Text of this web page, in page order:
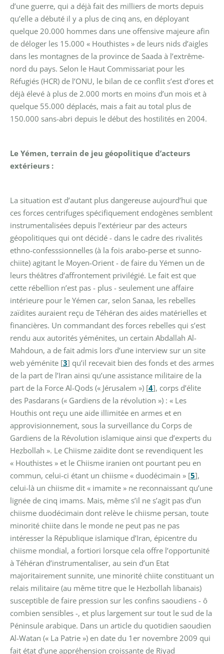
d’une guerre, qui a déjà fait des milliers de morts depuis
qu’elle a débuté il y a plus de cinq ans, en déployant
quelque 20.000 hommes dans une offensive majeure afin
de déloger les 15.000 « Houthistes » de leurs nids d’aigles
dans les montagnes de la province de Saada à l’extrême-
nord du pays. Selon le Haut Commissariat pour les
Réfugiés (HCR) de l’ONU, le bilan de ce conflit s’est d’ores et
déjà élevé à plus de 2.000 morts en moins d’un mois et à
quelque 55.000 déplacés, mais a fait au total plus de
150.000 sans-abri depuis le début des hostilités en 2004.
Le Yémen, terrain de jeu géopolitique d’acteurs
extérieurs :
La situation est d’autant plus dangereuse aujourd’hui que
ces forces centrifuges spécifiquement endogènes semblent
instrumentalisées depuis l’extérieur par des acteurs
géopolitiques qui ont décidé - dans le cadre des rivalités
ethno-confesssionnelles (à la fois arabo-perse et sunno-
chiite) agitant le Moyen-Orient - de faire du Yémen un de
leurs théâtres d’affrontement privilégié. Le fait est que
cette rébellion n’est pas - plus - seulement une affaire
intérieure pour le Yémen car, selon Sanaa, les rebelles
zaïdites auraient reçu de Téhéran des aides matérielles et
financières. Un commandant des forces rebelles qui s’est
rendu aux autorités yéménites, un certain Abdallah Al-
Mahdoun, a de fait admis lors d’une interview sur un site
web yéménite [3] qu’il recevait bien des fonds et des armes
de la part de l’Iran ainsi qu’une assistance militaire de la
part de la Force Al-Qods (« Jérusalem ») [4], corps d’élite
des Pasdarans (« Gardiens de la révolution ») : « Les
Houthis ont reçu une aide illimitée en armes et en
approvisionnement, sous la surveillance du Corps de
Gardiens de la Révolution islamique ainsi que d’experts du
Hezbollah ». Le Chiisme zaïdite dont se revendiquent les
« Houthistes » et le Chiisme iranien ont pourtant peu en
commun, celui-ci étant un chiisme « duodécimain » [5],
celui-là un chiisme dit « imamite » ne reconnaissant qu’une
lignée de cinq imams. Mais, même s’il ne s’agit pas d’un
chiisme duodécimain dont relève le chiisme persan, toute
minorité chiite dans le monde ne peut pas ne pas
intéresser la République islamique d’Iran, épicentre du
chiisme mondial, a fortiori lorsque cela offre l’opportunité
à Téhéran d’instrumentaliser, au sein d’un Etat
majoritairement sunnite, une minorité chiite constituant un
relais militaire (au même titre que le Hezbollah libanais)
susceptible de faire pression sur les confins saoudiens - ô
combien sensibles -, et plus largement sur tout le sud de la
Péninsule arabique. Dans un article du quotidien saoudien
Al-Watan (« La Patrie ») en date du 1er novembre 2009 qui
fait état d’une appréhension croissante de Riyad